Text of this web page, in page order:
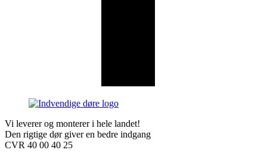
Vi leverer og monterer i hele landet!
Den rigtige dør giver en bedre indgang
CVR 40 00 40 25